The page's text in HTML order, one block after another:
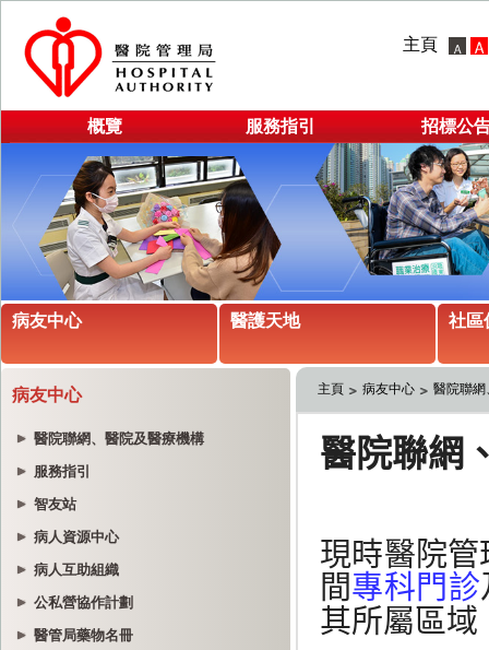
主頁
概覽 服務指引 招標公
病友中心 醫護天地 社區
病友中心
醫院聯網、醫院及醫療機構
服務指引
智友站
病人資源中心
病人互助組織
公私營協作計劃
醫管局藥物名冊
主頁 病友中心 醫院聯網